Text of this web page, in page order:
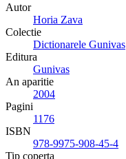
Autor
Horia Zava
Colectie
Dictionarele Gunivas
Editura
Gunivas
An aparitie
2004
Pagini
1176
ISBN
978-9975-908-45-4
Tip coperta